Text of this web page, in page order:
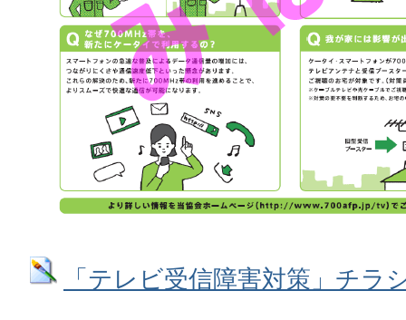
「テレビ受信障害対策」チラ